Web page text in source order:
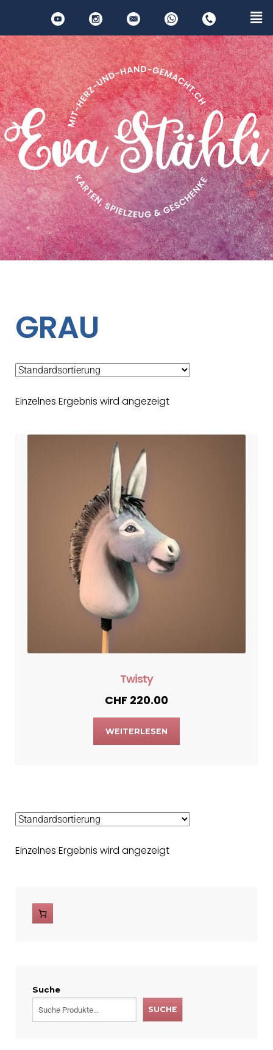
GRAU
Einzelnes Ergebnis wird angezeigt
Twisty
CHF 220.00
WEITERLESEN
Einzelnes Ergebnis wird angezeigt
Suche
SUCHE